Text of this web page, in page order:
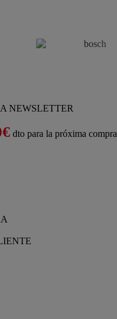
NEWSLETTER
dto para la próxima compra